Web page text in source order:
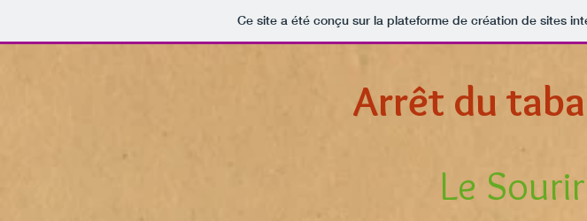
Ce site a été conçu sur la plateforme de création de sites
Arrêt du
Le